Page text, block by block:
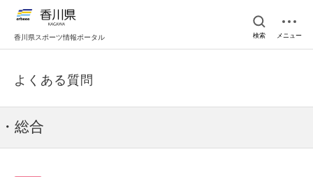
香川県スポーツ情報ポータル 検索 メニュー
よくある質問
・総合